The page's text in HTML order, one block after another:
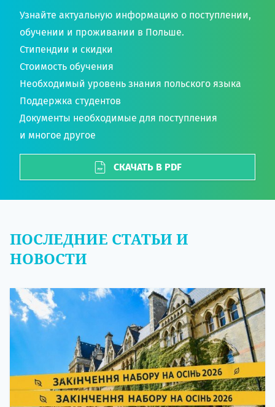
Узнайте актуальную информацию о поступлении,
обучении и проживании в Польше.
Стипендии и скидки
Стоимость обучения
Необходимый уровень знания польского языка
Поддержка студентов
Документы необходимые для поступления
и многое другое
СКАЧАТЬ В PDF
ПОСЛЕДНИЕ СТАТЬИ И
НОВОСТИ